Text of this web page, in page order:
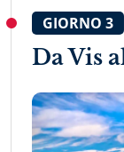
GIORNO 3
Da Vis